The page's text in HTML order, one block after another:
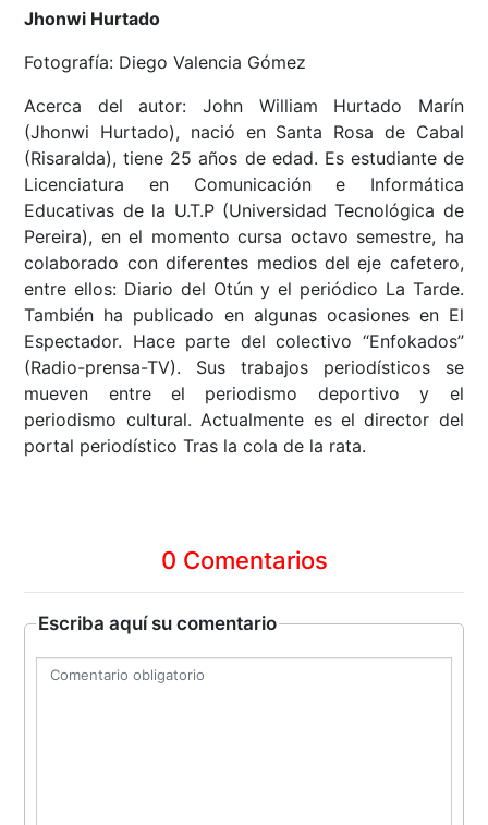
Jhonwi Hurtado
Fotografía: Diego Valencia Gómez
Acerca del autor: John William Hurtado Marín
(Jhonwi Hurtado), nació en Santa Rosa de Cabal
(Risaralda), tiene 25 años de edad. Es estudiante de
Licenciatura en Comunicación e Informática
Educativas de la U.T.P (Universidad Tecnológica de
Pereira), en el momento cursa octavo semestre, ha
colaborado con diferentes medios del eje cafetero,
entre ellos: Diario del Otún y el periódico La Tarde.
También ha publicado en algunas ocasiones en El
Espectador. Hace parte del colectivo “Enfokados”
(Radio-prensa-TV). Sus trabajos periodísticos se
mueven entre el periodismo deportivo y el
periodismo cultural. Actualmente es el director del
portal periodístico Tras la cola de la rata.
0 Comentarios
Escriba aquí su comentario